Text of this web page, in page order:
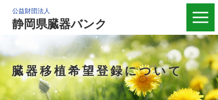
公益財団法人
静岡県臓器バンク
臓器移植希望登録について